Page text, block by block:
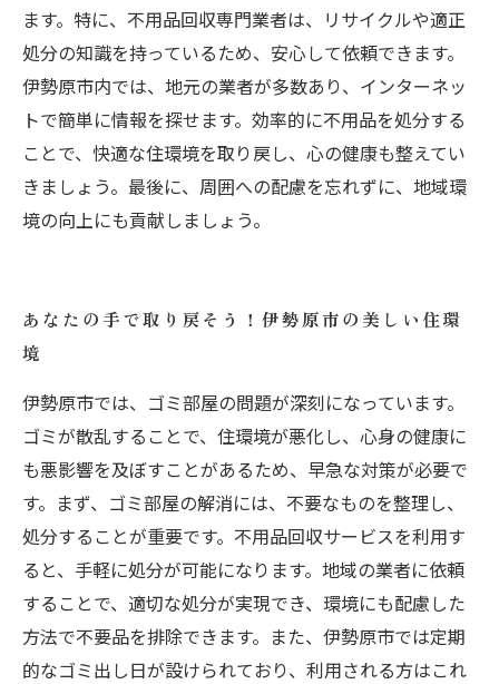
ます。特に、不用品回収専門業者は、リサイクルや適正
処分の知識を持っているため、安心して依頼できます。
伊勢原市内では、地元の業者が多数あり、インターネッ
トで簡単に情報を探せます。効率的に不用品を処分する
ことで、快適な住環境を取り戻し、心の健康も整えてい
きましょう。最後に、周囲への配慮を忘れずに、地域環
境の向上にも貢献しましょう。
あなたの手で取り戻そう！伊勢原市の美しい住環
境
伊勢原市では、ゴミ部屋の問題が深刻になっています。
ゴミが散乱することで、住環境が悪化し、心身の健康に
も悪影響を及ぼすことがあるため、早急な対策が必要で
す。まず、ゴミ部屋の解消には、不要なものを整理し、
処分することが重要です。不用品回収サービスを利用す
ると、手軽に処分が可能になります。地域の業者に依頼
することで、適切な処分が実現でき、環境にも配慮した
方法で不要品を排除できます。また、伊勢原市では定期
的なゴミ出し日が設けられており、利用される方はこれ